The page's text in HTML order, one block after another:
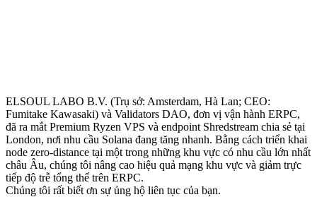
ELSOUL LABO B.V. (Trụ sở: Amsterdam, Hà Lan; CEO:
Fumitake Kawasaki) và Validators DAO, đơn vị vận hành ERPC,
đã ra mắt Premium Ryzen VPS và endpoint Shredstream chia sẻ tại
London, nơi nhu cầu Solana đang tăng nhanh. Bằng cách triển khai
node zero-distance tại một trong những khu vực có nhu cầu lớn nhất
châu Âu, chúng tôi nâng cao hiệu quả mạng khu vực và giảm trực
tiếp độ trễ tổng thể trên ERPC.
Chúng tôi rất biết ơn sự ủng hộ liên tục của bạn.